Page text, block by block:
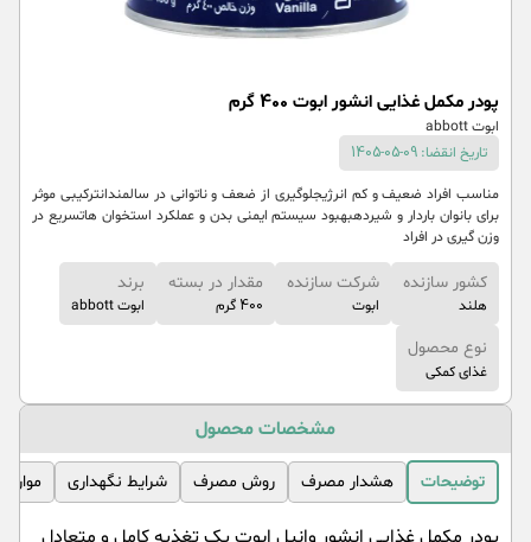
پودر مکمل غذایی انشور ابوت 400 گرم
ابوت abbott
تاریخ انقضا: 09-05-1405
مناسب افراد ضعیف و کم انرژیجلوگیری از ضعف و ناتوانی در سالمندانترکیبی موثر
برای بانوان باردار و شیردهبهبود سیستم ایمنی بدن و عملکرد استخوان هاتسریع در
وزن گیری در افراد
کشور سازنده
هلند
شرکت سازنده
ابوت
مقدار در بسته
400 گرم
برند
ابوت abbott
نوع محصول
غذای کمکی
مشخصات محصول
توضیحات هشدار مصرف روش مصرف شرایط نگهداری